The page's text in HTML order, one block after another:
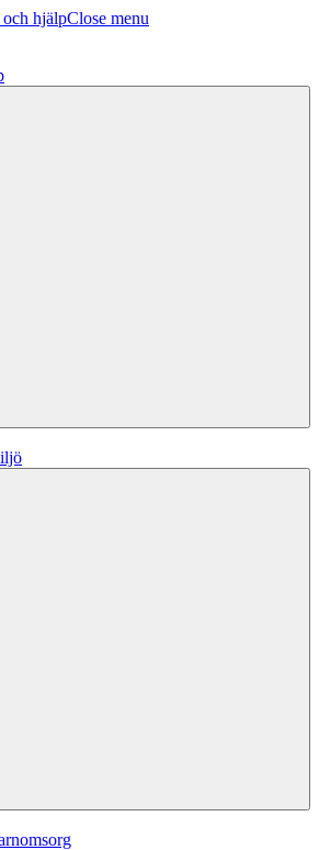
hjälpClose menu